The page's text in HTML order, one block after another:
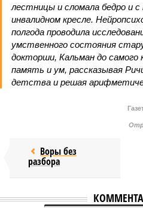
лестницы и сломала бедро и с
инвалидном кресле.
полгода проводила
умственного состояния
докторши, Кальман до самого
память и ум, рассказывая
детства и решая
Воры без
разбора